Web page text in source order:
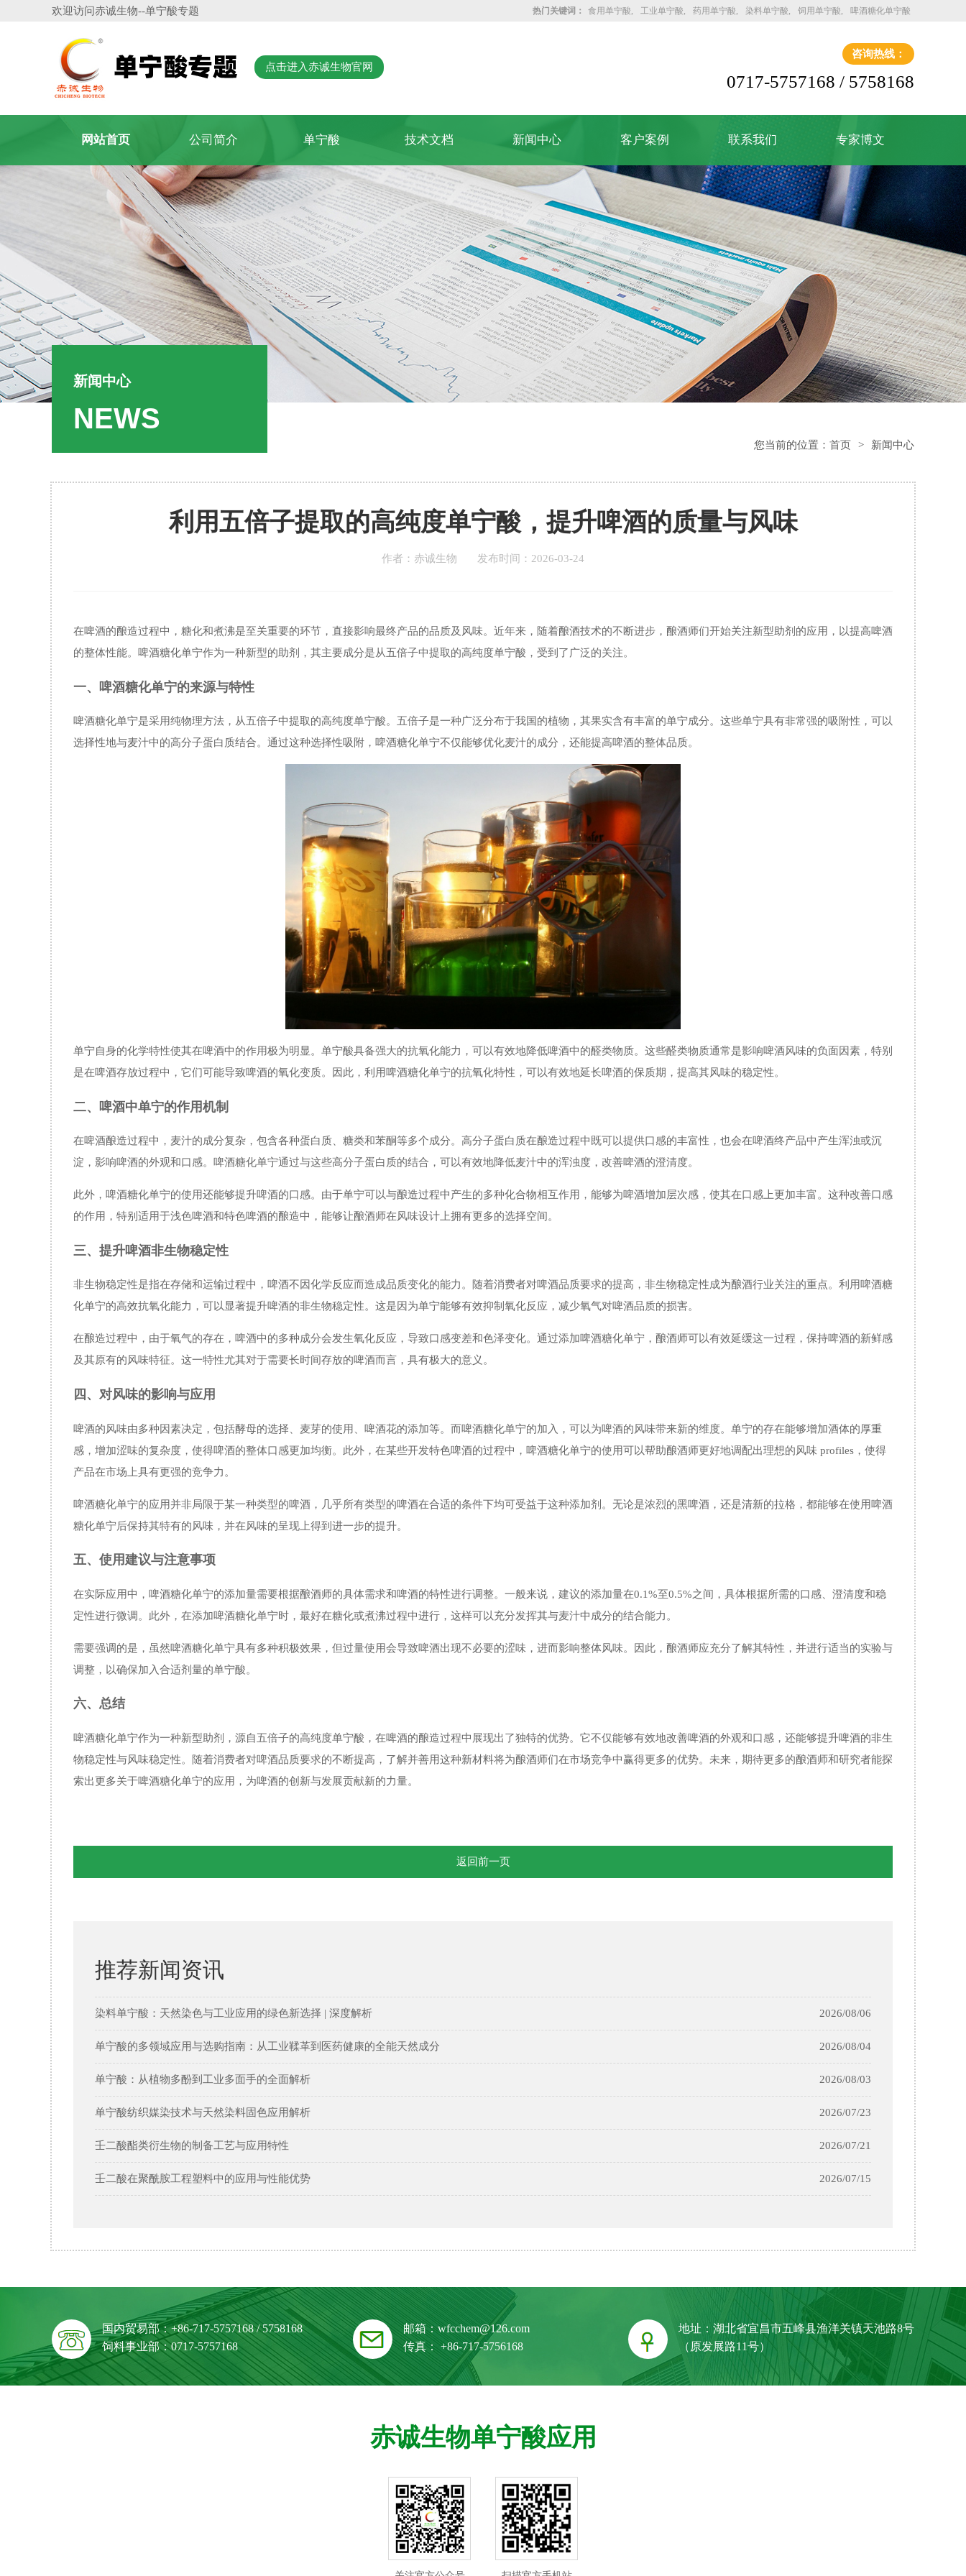
欢迎访问赤诚生物--单宁酸专题 热门关键词： 食用单宁酸 工业单宁酸 药用单宁酸 染料单宁酸 饲用单宁酸 啤酒糖化单宁酸
点击进入赤诚生物官网
咨询热线：
0717-5757168 / 5758168
网站首页 公司简介 单宁酸 技术文档 新闻中心 客户案例 联系我们 专家博文
新闻中心
NEWS
您当前的位置： 首页 > 新闻中心
利用五倍子提取的高纯度单宁酸，提升啤酒的质量与风味
作者：赤诚生物 发布时间：2026-03-24
在啤酒的酿造过程中，糖化和煮沸是至关重要的环节，直接影响最终产品的品质及风味。近年来，随着酿酒技术的不断进步，酿酒师们开始关注新型助剂的应用，以提高啤酒
的整体性能。啤酒糖化单宁作为一种新型的助剂，其主要成分是从五倍子中提取的高纯度单宁酸，受到了广泛的关注。
一、啤酒糖化单宁的来源与特性
啤酒糖化单宁是采用纯物理方法，从五倍子中提取的高纯度单宁酸。五倍子是一种广泛分布于我国的植物，其果实含有丰富的单宁成分。这些单宁具有非常强的吸附性，可以
选择性地与麦汁中的高分子蛋白质结合。通过这种选择性吸附，啤酒糖化单宁不仅能够优化麦汁的成分，还能提高啤酒的整体品质。
单宁自身的化学特性使其在啤酒中的作用极为明显。单宁酸具备强大的抗氧化能力，可以有效地降低啤酒中的醛类物质。这些醛类物质通常是影响啤酒风味的负面因素，特别
是在啤酒存放过程中，它们可能导致啤酒的氧化变质。因此，利用啤酒糖化单宁的抗氧化特性，可以有效地延长啤酒的保质期，提高其风味的稳定性。
二、啤酒中单宁的作用机制
在啤酒酿造过程中，麦汁的成分复杂，包含各种蛋白质、糖类和苯酮等多个成分。高分子蛋白质在酿造过程中既可以提供口感的丰富性，也会在啤酒终产品中产生浑浊或沉
淀，影响啤酒的外观和口感。啤酒糖化单宁通过与这些高分子蛋白质的结合，可以有效地降低麦汁中的浑浊度，改善啤酒的澄清度。
此外，啤酒糖化单宁的使用还能够提升啤酒的口感。由于单宁可以与酿造过程中产生的多种化合物相互作用，能够为啤酒增加层次感，使其在口感上更加丰富。这种改善口感
的作用，特别适用于浅色啤酒和特色啤酒的酿造中，能够让酿酒师在风味设计上拥有更多的选择空间。
三、提升啤酒非生物稳定性
非生物稳定性是指在存储和运输过程中，啤酒不因化学反应而造成品质变化的能力。随着消费者对啤酒品质要求的提高，非生物稳定性成为酿酒行业关注的重点。利用啤酒糖
化单宁的高效抗氧化能力，可以显著提升啤酒的非生物稳定性。这是因为单宁能够有效抑制氧化反应，减少氧气对啤酒品质的损害。
在酿造过程中，由于氧气的存在，啤酒中的多种成分会发生氧化反应，导致口感变差和色泽变化。通过添加啤酒糖化单宁，酿酒师可以有效延缓这一过程，保持啤酒的新鲜感
及其原有的风味特征。这一特性尤其对于需要长时间存放的啤酒而言，具有极大的意义。
四、对风味的影响与应用
啤酒的风味由多种因素决定，包括酵母的选择、麦芽的使用、啤酒花的添加等。而啤酒糖化单宁的加入，可以为啤酒的风味带来新的维度。单宁的存在能够增加酒体的厚重
感，增加涩味的复杂度，使得啤酒的整体口感更加均衡。此外，在某些开发特色啤酒的过程中，啤酒糖化单宁的使用可以帮助酿酒师更好地调配出理想的风味 profiles，使得
产品在市场上具有更强的竞争力。
啤酒糖化单宁的应用并非局限于某一种类型的啤酒，几乎所有类型的啤酒在合适的条件下均可受益于这种添加剂。无论是浓烈的黑啤酒，还是清新的拉格，都能够在使用啤酒
糖化单宁后保持其特有的风味，并在风味的呈现上得到进一步的提升。
五、使用建议与注意事项
在实际应用中，啤酒糖化单宁的添加量需要根据酿酒师的具体需求和啤酒的特性进行调整。一般来说，建议的添加量在0.1%至0.5%之间，具体根据所需的口感、澄清度和稳
定性进行微调。此外，在添加啤酒糖化单宁时，最好在糖化或煮沸过程中进行，这样可以充分发挥其与麦汁中成分的结合能力。
需要强调的是，虽然啤酒糖化单宁具有多种积极效果，但过量使用会导致啤酒出现不必要的涩味，进而影响整体风味。因此，酿酒师应充分了解其特性，并进行适当的实验与
调整，以确保加入合适剂量的单宁酸。
六、总结
啤酒糖化单宁作为一种新型助剂，源自五倍子的高纯度单宁酸，在啤酒的酿造过程中展现出了独特的优势。它不仅能够有效地改善啤酒的外观和口感，还能够提升啤酒的非生
物稳定性与风味稳定性。随着消费者对啤酒品质要求的不断提高，了解并善用这种新材料将为酿酒师们在市场竞争中赢得更多的优势。未来，期待更多的酿酒师和研究者能探
索出更多关于啤酒糖化单宁的应用，为啤酒的创新与发展贡献新的力量。
返回前一页
推荐新闻资讯
染料单宁酸：天然染色与工业应用的绿色新选择 | 深度解析 2026/08/06
单宁酸的多领域应用与选购指南：从工业鞣革到医药健康的全能天然成分 2026/08/04
单宁酸：从植物多酚到工业多面手的全面解析 2026/08/03
单宁酸纺织媒染技术与天然染料固色应用解析 2026/07/23
壬二酸酯类衍生物的制备工艺与应用特性 2026/07/21
壬二酸在聚酰胺工程塑料中的应用与性能优势 2026/07/15
国内贸易部：+86-717-5757168 / 5758168
饲料事业部：0717-5757168
邮箱：wfcchem@126.com
传真： +86-717-5756168
地址：湖北省宜昌市五峰县渔洋关镇天池路8号
（原发展路11号）
赤诚生物单宁酸应用